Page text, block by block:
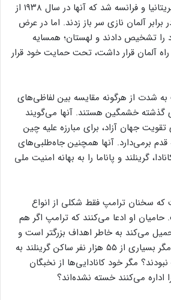
بدنامی زمانی گریبانگیر بریتانیا و فرانسه شد که آنها در سال ۱۹۳۸ از
آلمان نازی سر باز زدند. اما در عرض
را تشخیص دادند و لهستان؛ همسایه
آلمان قرار داشت، تحت حمایت خود قرار
به شدت از هرگونه مقایسه بین لفاظی‌های
گذشته خشمگین هستند. آنها می‌گویند
جهان آزاد، برای مبارزه علیه چین
قدم برمی‌دارد. آنها همچنین جاه‌طلبی‌های
گرینلند و پاناما را به بهانه امنیت ملی
که سخنان ترامپ فقط شکلی از انواع
او ادعا می‌کنند که ترامپ اگر هم
می‌کند به خاطر اهداف بزرگتر است و
در نهایت آنها می‌گویند، مگر بسیاری از ۵۵ هزار نفر ساکن گرینلند به
نبودند؟ مگر خود کانادایی‌ها از نخبگان
اداره می‌کنند خسته نشده‌اند؟